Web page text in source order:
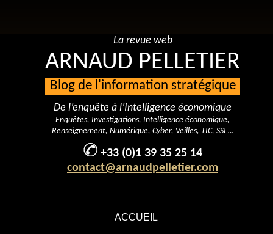
ACCUEIL
La revue web
ARNAUD PELLETIER
Blog de l'information stratégique
De l’enquête à l’Intelligence économique
Enquêtes, Investigations, Intelligence économique,
Renseignement, Numérique, Cyber, Veilles, TIC, SSI …
+33 (0)1 39 35 25 14
contact@arnaudpelletier.com